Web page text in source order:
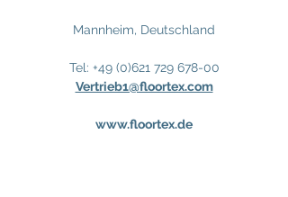
Mannheim, Deutschland
Tel: +49 (0)621 729 678-00
Vertrieb1@floortex.com
www.floortex.de